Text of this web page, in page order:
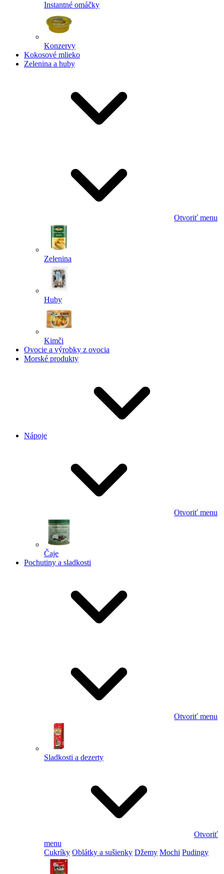
Instantné omáčky
Konzervy
Kokosové mlieko
Zelenina a huby
Otvoriť menu
Zelenina
Huby
Kimči
Ovocie a výrobky z ovocia
Morské produkty
Nápoje
Otvoriť menu
Čaje
Pochutiny a sladkosti
Otvoriť menu
Sladkosti a dezerty
Otvoriť
menu
Cukríky Oblátky a sušienky Džemy Mochi Pudingy